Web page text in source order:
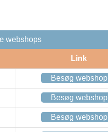
webshops
Link
Besøg webshop
Besøg webshop
Besøg webshop